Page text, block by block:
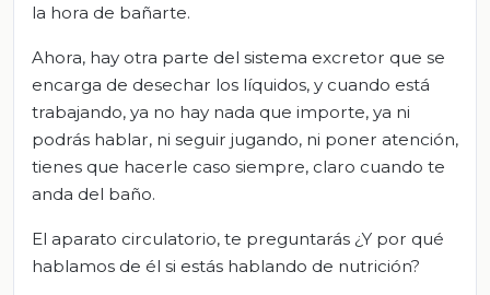
la hora de bañarte.
Ahora, hay otra parte del sistema excretor que se
encarga de desechar los líquidos, y cuando está
trabajando, ya no hay nada que importe, ya ni
podrás hablar, ni seguir jugando, ni poner atención,
tienes que hacerle caso siempre, claro cuando te
anda del baño.
El aparato circulatorio, te preguntarás ¿Y por qué
hablamos de él si estás hablando de nutrición?